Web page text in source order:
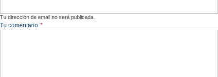
Tu dirección de email no será publicada.
Tu comentario *